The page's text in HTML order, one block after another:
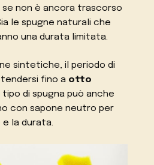
non è ancora trascorso
le spugne naturali che
una durata limitata.
sintetiche, il periodo di
fino a otto
tipo di spugna può anche
con sapone neutro per
e la durata.